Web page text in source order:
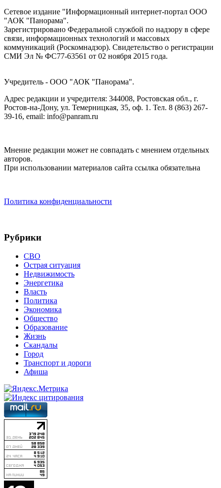
Сетевое издание "Информационный интернет-портал ООО
"АОК "Панорама".
Зарегистрировано Федеральной службой по надзору в сфере
связи, информационных технологий и массовых
коммуникаций (Роскомнадзор). Cвидетельство о регистрации
СМИ Эл № ФС77-63561 от 02 ноября 2015 года.
Учредитель - ООО "АОК "Панорама".
Адрес редакции и учредителя: 344008, Ростовская обл., г.
Ростов-на-Дону, ул. Темерницкая, 35, оф. 1. Тел. 8 (863) 267-
39-16, email: info@panram.ru
Мнение редакции может не совпадать с мнением отдельных
авторов.
При использовании материалов сайта ссылка обязательна
Политика конфиденциальности
Рубрики
СВО
Острая ситуация
Недвижимость
Энергетика
Власть
Политика
Экономика
Общество
Образование
Жизнь
Скандалы
Город
Транспорт и дороги
Афиша